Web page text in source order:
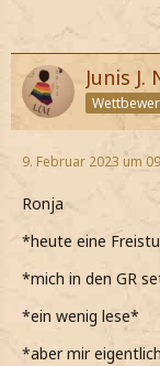
Junis
9. Februar 2023 um
Ronja
*heute eine
*mich in den GR
*ein wenig lese*
*aber mir